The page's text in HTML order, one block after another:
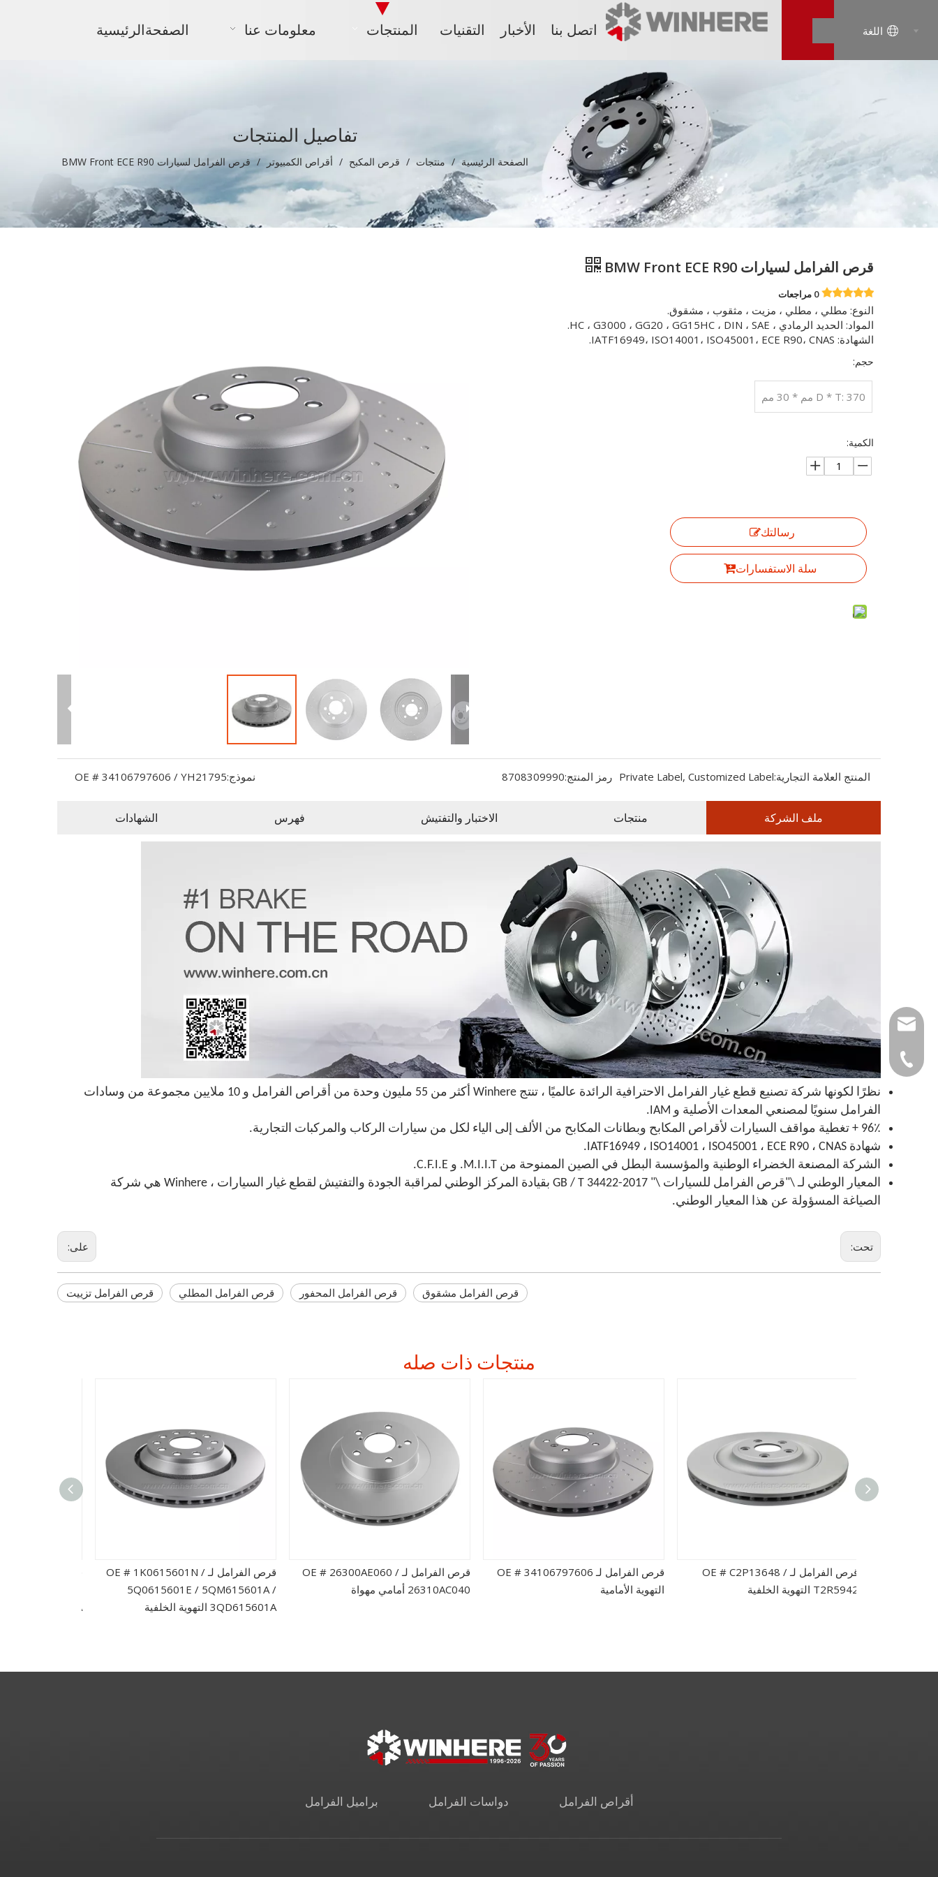
اتصل بنا الأخبار التقنيات المنتجات معلومات عنا الصفحةالرئيسية اللغة
تفاصيل المنتجات
الصفحة الرئيسية / منتجات / قرص المكبح / أقراص الكمبيوتر / قرص الفرامل لسيارات BMW Front ECE R90
قرص الفرامل لسيارات BMW Front ECE R90
0 مراجعات
النوع: مطلي ، مطلي ، مزيت ، مثقوب ، مشقوق.
المواد: الحديد الرمادي ، HC ، G3000 ، GG20 ، GG15HC ، DIN ، SAE.
الشهادة: IATF16949، ISO14001، ISO45001، ECE R90، CNAS.
حجم:
D * T: 370 مم * 30 مم
الكمية:
رسالتك
سلة الاستفسارات
نموذج:OE # 34106797606 / YH21795 المنتج العلامة التجارية:Private Label, Customized Label رمز المنتج:8708309990
ملف الشركة منتجات الاختبار والتفتيش فهرس الشهادات
نظرًا لكونها شركة تصنيع قطع غيار الفرامل الاحترافية الرائدة عالميًا ، تنتج Winhere أكثر من 55 مليون وحدة من أقراص الفرامل و 10 ملايين مجموعة من وسادات
الفرامل سنويًا لمصنعي المعدات الأصلية و IAM.
96٪ + تغطية مواقف السيارات لأقراص المكابح وبطانات المكابح من الألف إلى الياء لكل من سيارات الركاب والمركبات التجارية.
شهادة IATF16949 ، ISO14001 ، ISO45001 ، ECE R90 ، CNAS.
الشركة المصنعة الخضراء الوطنية والمؤسسة البطل في الصين الممنوحة من M.I.I.T. و C.F.I.E.
المعيار الوطني لـ \"قرص الفرامل للسيارات \" GB / T 34422-2017 بقيادة المركز الوطني لمراقبة الجودة والتفتيش لقطع غيار السيارات ، Winhere هي شركة
الصياغة المسؤولة عن هذا المعيار الوطني.
على: تحت:
قرص الفرامل تزييت قرص الفرامل المطلي قرص الفرامل المحفور قرص الفرامل مشقوق
منتجات ذات صله
قرص الفرامل لـ OE # 1K0615601N /
5Q0615601E / 5QM615601A /
3QD615601A التهوية الخلفية
قرص الفرامل لـ OE # 26300AE060 /
26310AC040 أمامي مهواة
قرص الفرامل لـ OE # 34106797606
التهوية الأمامية
قرص الفرامل لـ OE # C2P13648 /
T2R5942 التهوية الخلفية
أقراص الفرامل دواسات الفرامل براميل الفرامل
0086-532-